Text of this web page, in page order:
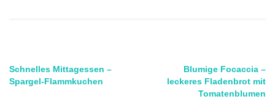
Beitragsnavigation
Schnelles Mittagessen –
Spargel-Flammkuchen
Blumige Focaccia –
leckeres Fladenbrot mit
Tomatenblumen